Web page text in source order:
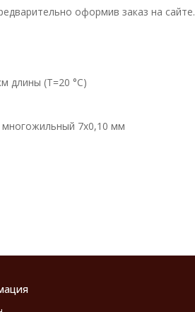
оформив заказ на сайте.
длины (Т=20 °С)
многожильный 7х0,10 мм